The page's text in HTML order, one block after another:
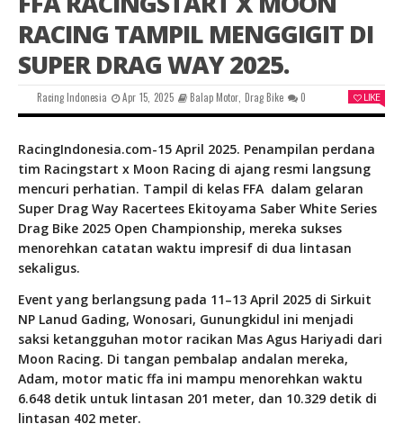
RACING TAMPIL MENGGIGIT DI
SUPER DRAG WAY 2025.
Racing Indonesia Apr 15, 2025 Balap Motor, Drag Bike 0 LIKE
RacingIndonesia.com-15 April 2025. Penampilan perdana
tim Racingstart x Moon Racing di ajang resmi langsung
mencuri perhatian. Tampil di kelas FFA dalam gelaran
Super Drag Way Racertees Ekitoyama Saber White Series
Drag Bike 2025 Open Championship, mereka sukses
menorehkan catatan waktu impresif di dua lintasan
sekaligus.
Event yang berlangsung pada 11–13 April 2025 di Sirkuit
NP Lanud Gading, Wonosari, Gunungkidul ini menjadi
saksi ketangguhan motor racikan Mas Agus Hariyadi dari
Moon Racing. Di tangan pembalap andalan mereka,
Adam, motor matic ffa ini mampu menorehkan waktu
6.648 detik untuk lintasan 201 meter, dan 10.329 detik di
lintasan 402 meter.